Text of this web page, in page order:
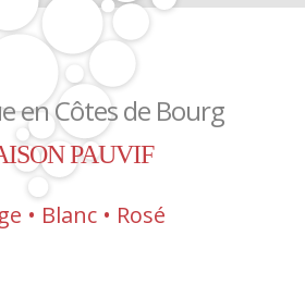
en Côtes de Bourg
PAUVIF
• Blanc • Rosé